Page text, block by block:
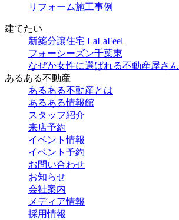
リフォーム施工事例
建てたい
新築分譲住宅 LaLaFeel
フォーシーズン千葉東
なぜか女性に選ばれる不動産屋さん
あるある不動産
あるある不動産とは
あるある情報館
スタッフ紹介
来店予約
イベント情報
イベント予約
お問い合わせ
お知らせ
会社案内
メディア情報
採用情報